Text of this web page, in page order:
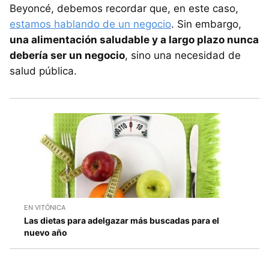
Beyoncé, debemos recordar que, en este caso,
estamos hablando de un negocio. Sin embargo,
una alimentación saludable y a largo plazo nunca
debería ser un negocio, sino una necesidad de
salud pública.
EN VITÓNICA
Las dietas para adelgazar más buscadas para el
nuevo año